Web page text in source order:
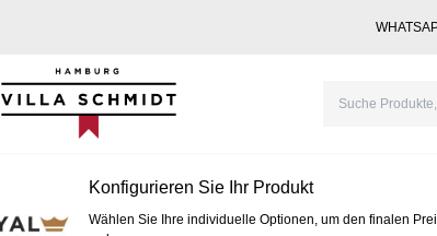
Villa Schmidt
Konfigurieren Sie Ihr Produkt
Wählen Sie Ihre individuelle Optionen, um den finalen